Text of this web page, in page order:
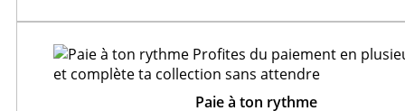
Paie à ton rythme